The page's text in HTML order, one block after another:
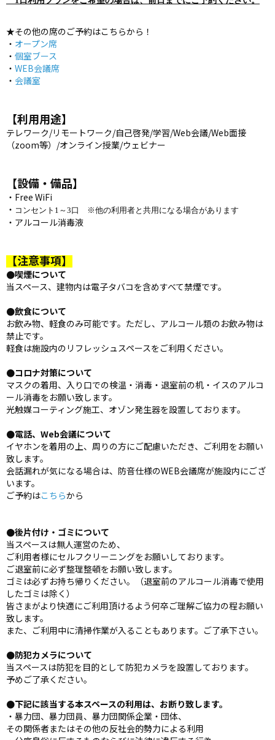
★その他の席のご予約はこちらから！
・ オープン席
・ 個室ブース
・ WEB会議席
・ 会議室
【利用用途】
テレワーク/リモートワーク/自己啓発/学習/Web会議/Web面接
（zoom等）/オンライン授業/ウェビナー
【設備・備品】
・Free WiFi
・ コンセント1～3口 ※他の利用者と共用になる場合があります
・アルコール消毒液
【注意事項】
●喫煙について
当スペース、建物内は電子タバコを含めすべて禁煙です。
●飲食について
お飲み物、軽食のみ可能です。ただし、アルコール類のお飲み物は
禁止です。
軽食は施設内のリフレッシュスペースをご利用ください。
●コロナ対策について
マスクの着用、入り口での検温・消毒・退室前の机・イスのアルコ
ール消毒をお願い致します。
光触媒コーティング施工、オゾン発生器を設置しております。
●電話、Web会議について
イヤホンを着用の上、周りの方にご配慮いただき、ご利用をお願い
致します。
会話漏れが気になる場合は、防音仕様のWEB会議席が施設内にござ
います。
ご予約はこちらから
●後片付け・ゴミについて
当スペースは無人運営のため、
ご利用者様にセルフクリーニングをお願いしております。
ご退室前に必ず整理整頓をお願い致します。
ゴミは必ずお持ち帰りください。（退室前のアルコール消毒で使用
したゴミは除く）
皆さまがより快適にご利用頂けるよう何卒ご理解ご協力の程お願い
致します。
また、ご利用中に清掃作業が入ることもあります。ご了承下さい。
●防犯カメラについて
当スペースは防犯を目的として防犯カメラを設置しております。
予めご了承ください。
●下記に該当する本スペースの利用は、お断り致します。
・暴力団、暴力団員、暴力団関係企業・団体、
その関係者またはその他の反社会的勢力による利用